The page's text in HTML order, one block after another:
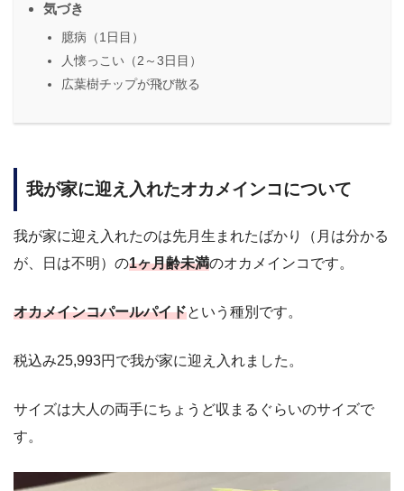
気づき
臆病（1日目）
人懐っこい（2～3日目）
広葉樹チップが飛び散る
我が家に迎え入れたオカメインコについて
我が家に迎え入れたのは先月生まれたばかり（月は分かる
が、日は不明）の1ヶ月齢未満のオカメインコです。
オカメインコパールパイドという種別です。
税込み25,993円で我が家に迎え入れました。
サイズは大人の両手にちょうど収まるぐらいのサイズで
す。